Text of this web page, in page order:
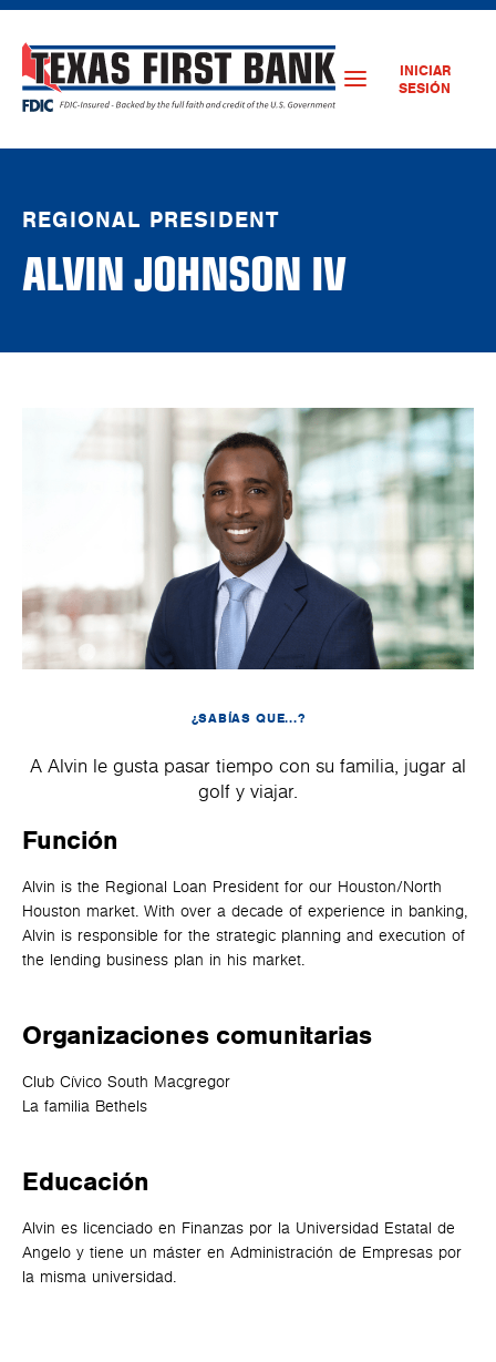
INICIAR
SESIÓN
REGIONAL PRESIDENT
ALVIN JOHNSON IV
¿SABÍAS QUE...?
A Alvin le gusta pasar tiempo con su familia, jugar al
golf y viajar.
Función
Alvin is the Regional Loan President for our Houston/North
Houston market. With over a decade of experience in banking,
Alvin is responsible for the strategic planning and execution of
the lending business plan in his market.
Organizaciones comunitarias
Club Cívico South Macgregor
La familia Bethels
Educación
Alvin es licenciado en Finanzas por la Universidad Estatal de
Angelo y tiene un máster en Administración de Empresas por
la misma universidad.